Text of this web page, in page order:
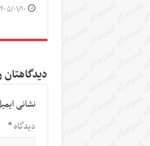
۱۴۰۵/۰۱/
دیدگاهتان
نشانی
دیدگاه*